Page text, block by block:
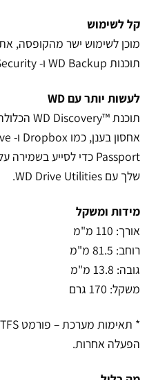
קל לשימוש
מוכן לשימוש ישר מהקופסה,
תוכנות WD Backup ו- WD Security כלולות כדי לסייע בהגנה על הנתונים שלך.
לעשות יותר עם WD
שלך עם WD Drive Utilities.
מידות ומשקל
אורך: 110 מ"מ
רוחב: 81.5 מ"מ
גובה: 13.8 מ"מ
משקל: 170 גרם
הפעלה אחרות.